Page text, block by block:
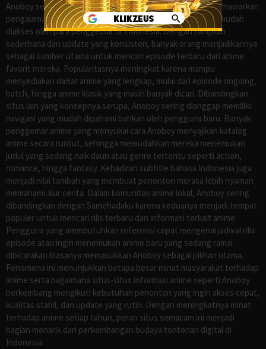
Anoboy sejak lama dikenal sebagai salah satu situs yang menawarkan
pengalaman menonton anime sub Indo secara praktis dan mudah
diakses oleh para penggemar di Indonesia. Dengan tampilan
sederhana dan update yang konsisten, banyak orang menjadikannya
sebagai sumber utama untuk mencari episode terbaru dari anime
favorit mereka. Popularitasnya meningkat karena mampu
menyediakan daftar anime yang lengkap, mulai dari episode ongoing,
batch, hingga anime klasik yang masih banyak dicari. Dibandingkan
situs lain yang konsepnya serupa, Anoboy sering dianggap memiliki
navigasi yang mudah dipahami bahkan oleh pengguna baru. Banyak
penggemar anime yang menyukai cara Anoboy menyajikan katalog
anime secara runtut, sehingga memudahkan mereka menemukan
judul yang sedang naik daun atau genre tertentu seperti action,
romance, hingga fantasy. Kehadiran subtitle bahasa Indonesia juga
menjadi nilai tambah yang membuat penonton merasa lebih nyaman
memahami alur cerita. Dalam komunitas anime lokal, Anoboy sering
dibandingkan dengan Samehadaku karena keduanya menjadi tempat
populer untuk mencari rilis terbaru dan informasi terkait anime.
Pengguna yang membutuhkan referensi cepat mengenai jadwal rilis
episode atau ingin menemukan anime baru yang sedang ramai
dibicarakan biasanya memasukkan Anoboy sebagai pilihan utama.
Fenomena ini menunjukkan betapa besar minat masyarakat terhadap
anime serta bagaimana situs-situs informasi anime seperti Anoboy
berkembang mengikuti kebutuhan penonton yang ingin akses cepat,
kualitas stabil, dan update yang rutin. Dengan meningkatnya minat
terhadap anime setiap tahun, peran situs semacam ini menjadi
bagian menarik dari perkembangan budaya tontonan digital di
Indonesia.